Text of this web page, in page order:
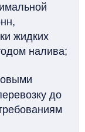
жидких
налива;
до